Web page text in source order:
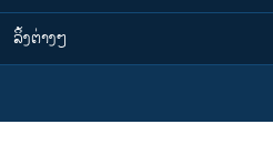
​ລິ້ງ​ຕ່າງໆ